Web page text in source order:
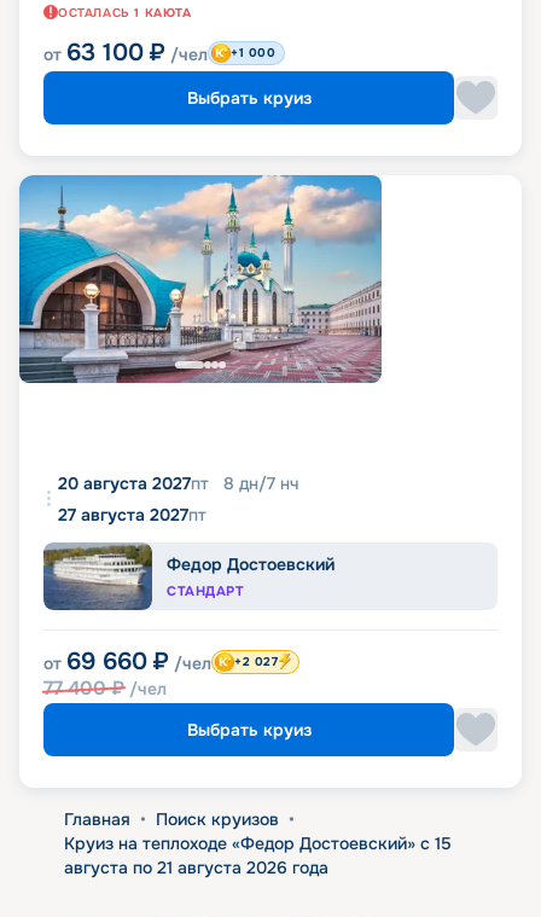
ОСТАЛАСЬ 1 КАЮТА
от 63 100 ₽ /чел +1 000
Выбрать круиз
20 августа 2027пт 8 дн/7 нч
27 августа 2027пт
Федор Достоевский
СТАНДАРТ
от 69 660 ₽ /чел
77 400₽ /чел
+2 027
Выбрать круиз
Главная • Поиск круизов •
Круиз на теплоходе «Федор Достоевский» с 15
августа по 21 августа 2026 года